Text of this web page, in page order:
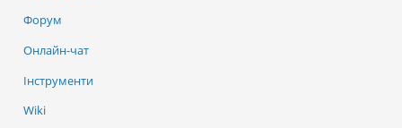
Форум
Онлайн-чат
Інструменти
Wiki